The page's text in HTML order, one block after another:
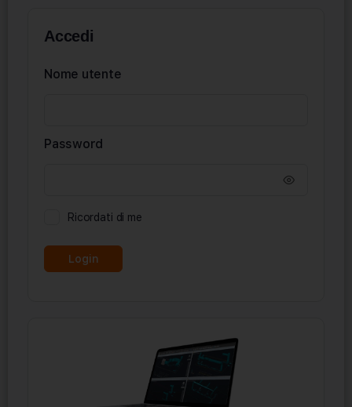
Accedi
Nome utente
Password
Ricordati di me